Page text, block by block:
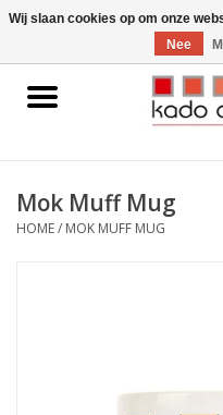
Home
Gadgets
Mok Muff Mug
HOME/ MOK MUFF MUG
Wij slaan cookies op om onze
Nee